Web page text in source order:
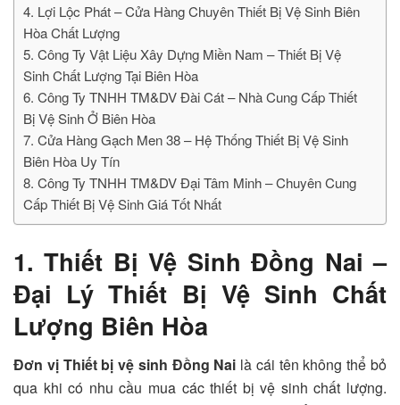
4. Lợi Lộc Phát – Cửa Hàng Chuyên Thiết Bị Vệ Sinh Biên
Hòa Chất Lượng
5. Công Ty Vật Liệu Xây Dựng Miền Nam – Thiết Bị Vệ
Sinh Chất Lượng Tại Biên Hòa
6. Công Ty TNHH TM&DV Đài Cát – Nhà Cung Cấp Thiết
Bị Vệ Sinh Ở Biên Hòa
7. Cửa Hàng Gạch Men 38 – Hệ Thống Thiết Bị Vệ Sinh
Biên Hòa Uy Tín
8. Công Ty TNHH TM&DV Đại Tâm Minh – Chuyên Cung
Cấp Thiết Bị Vệ Sinh Giá Tốt Nhất
1. Thiết Bị Vệ Sinh Đồng Nai –
Đại Lý Thiết Bị Vệ Sinh Chất
Lượng Biên Hòa
Đơn vị Thiết bị vệ sinh Đồng Nai là cái tên không thể bỏ
qua khi có nhu cầu mua các thiết bị vệ sinh chất lượng.